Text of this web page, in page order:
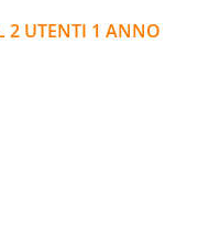
2 UTENTI 1 ANNO